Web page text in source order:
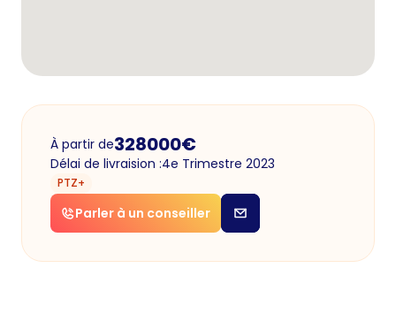
À partir de328000€
Délai de livraision :4e Trimestre 2023
PTZ+
Parler à un conseiller